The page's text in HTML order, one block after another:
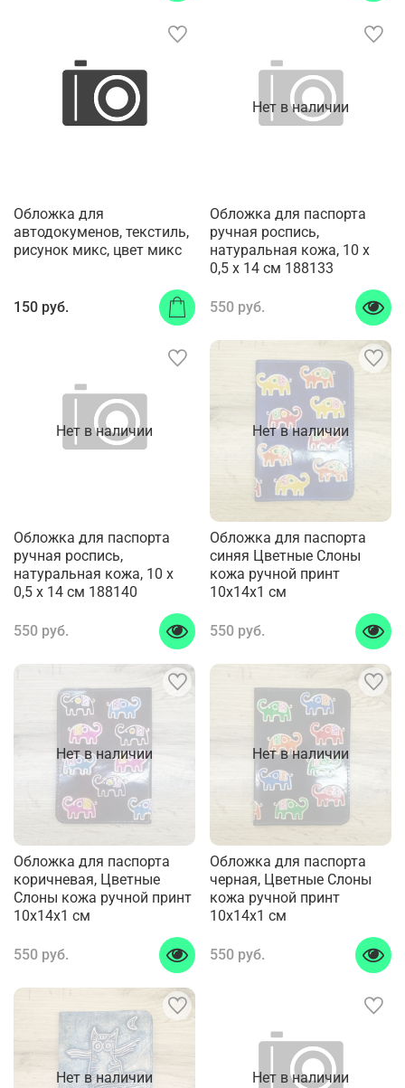
Обложка для
автодокуменов, текстиль,
рисунок микс, цвет микс
150 руб.
Нет в наличии
Обложка для паспорта
ручная роспись,
натуральная кожа, 10 х
0,5 х 14 см 188133
550 руб.
Нет в наличии
Обложка для паспорта
ручная роспись,
натуральная кожа, 10 х
0,5 х 14 см 188140
550 руб.
Нет в наличии
Обложка для паспорта
синяя Цветные Слоны
кожа ручной принт
10x14x1 см
550 руб.
Нет в наличии
Обложка для паспорта
коричневая, Цветные
Слоны кожа ручной принт
10x14x1 см
550 руб.
Нет в наличии
Обложка для паспорта
черная, Цветные Слоны
кожа ручной принт
10x14x1 см
550 руб.
Нет в наличии Нет в наличии